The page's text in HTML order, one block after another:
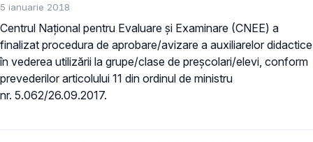
5 ianuarie 2018
Centrul Național pentru Evaluare și Examinare (CNEE) a
finalizat procedura de aprobare/avizare a auxiliarelor didactice
în vederea utilizării la grupe/clase de preșcolari/elevi, conform
prevederilor articolului 11 din ordinul de ministru
nr. 5.062/26.09.2017.